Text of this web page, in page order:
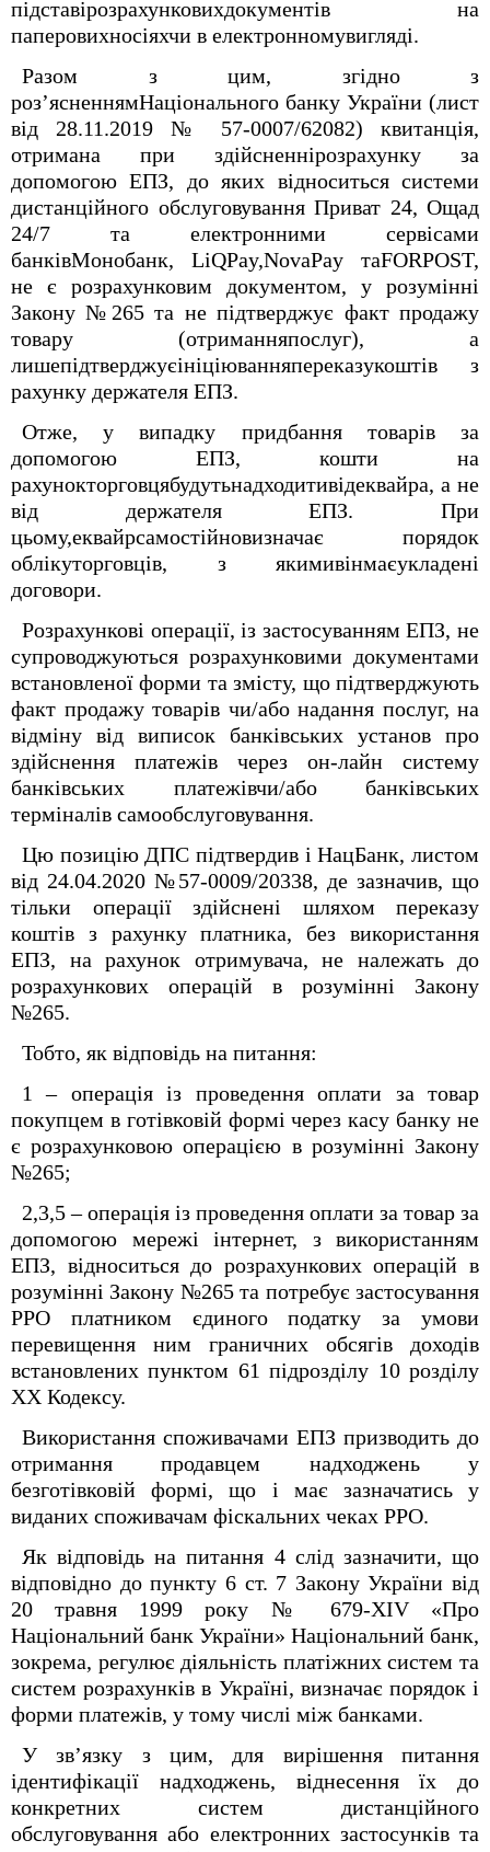
підставірозрахунковихдокументів на
паперовихносіяхчи в електронномувигляді.
Разом з цим, згідно з
роз’ясненнямНаціонального банку України (лист
від 28.11.2019 № 57-0007/62082) квитанція,
отримана при здійсненнірозрахунку за
допомогою ЕПЗ, до яких відноситься системи
дистанційного обслуговування Приват 24, Ощад
24/7 та електронними сервісами
банківМонобанк, LiQPay,NovaPay таFORPOST,
не є розрахунковим документом, у розумінні
Закону №265 та не підтверджує факт продажу
товару (отриманняпослуг), а
лишепідтверджуєініціюванняпереказукоштів з
рахунку держателя ЕПЗ.
Отже, у випадку придбання товарів за
допомогою ЕПЗ, кошти на
рахунокторговцябудутьнадходитивідеквайра, а не
від держателя ЕПЗ. При
цьому,еквайрсамостійновизначає порядок
облікуторговців, з якимивінмаєукладені
договори.
Розрахункові операції, із застосуванням ЕПЗ, не
супроводжуються розрахунковими документами
встановленої форми та змісту, що підтверджують
факт продажу товарів чи/або надання послуг, на
відміну від виписок банківських установ про
здійснення платежів через он-лайн систему
банківських платежівчи/або банківських
терміналів самообслуговування.
Цю позицію ДПС підтвердив і НацБанк, листом
від 24.04.2020 №57-0009/20338, де зазначив, що
тільки операції здійснені шляхом переказу
коштів з рахунку платника, без використання
ЕПЗ, на рахунок отримувача, не належать до
розрахункових операцій в розумінні Закону
№265.
Тобто, як відповідь на питання:
1 – операція із проведення оплати за товар
покупцем в готівковій формі через касу банку не
є розрахунковою операцією в розумінні Закону
№265;
2,3,5 – операція із проведення оплати за товар за
допомогою мережі інтернет, з використанням
ЕПЗ, відноситься до розрахункових операцій в
розумінні Закону №265 та потребує застосування
РРО платником єдиного податку за умови
перевищення ним граничних обсягів доходів
встановлених пунктом 61 підрозділу 10 розділу
ХХ Кодексу.
Використання споживачами ЕПЗ призводить до
отримання продавцем надходжень у
безготівковій формі, що і має зазначатись у
виданих споживачам фіскальних чеках РРО.
Як відповідь на питання 4 слід зазначити, що
відповідно до пункту 6 ст. 7 Закону України від
20 травня 1999 року № 679-ХIV «Про
Національний банк України» Національний банк,
зокрема, регулює діяльність платіжних систем та
систем розрахунків в Україні, визначає порядок і
форми платежів, у тому числі між банками.
У зв’язку з цим, для вирішення питання
ідентифікації надходжень, віднесення їх до
конкретних систем дистанційного
обслуговування або електронних застосунків та